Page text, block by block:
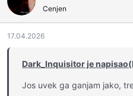
v
a
n
Cenjen
17.04.2026
Dark_Inquisitor je
Jos uvek ga ganjam jako,